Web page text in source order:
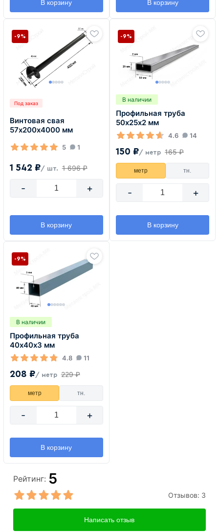
В корзину В корзину
Под заказ
Винтовая свая
57х200х4000 мм
5 1
1 542 ₽/ шт. 1 696 ₽
-9%
- +
В корзину
В наличии
Профильная труба
50х25х2 мм
4.6 14
150 ₽/ метр 165 ₽
-9%
метр тн.
- +
В корзину
В наличии
Профильная труба
40х40х3 мм
4.8 11
208 ₽/ метр 229 ₽
-9%
метр тн.
- +
В корзину
Рейтинг: 5
Отзывов: 3
Написать отзыв